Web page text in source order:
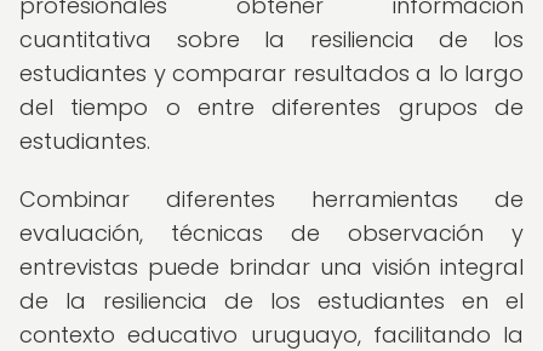
cuantitativa sobre la resiliencia de los
estudiantes y comparar resultados a lo largo
del tiempo o entre diferentes grupos de
estudiantes.
Combinar diferentes herramientas de
evaluación, técnicas de observación y
entrevistas puede brindar una visión integral
de la resiliencia de los estudiantes en el
contexto educativo uruguayo, facilitando la